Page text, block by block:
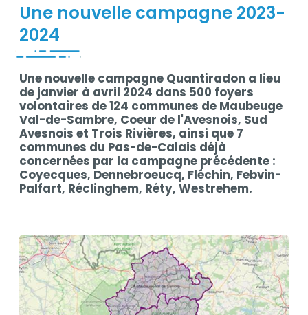
Une nouvelle campagne 2023-
2024
Contenu
Une nouvelle campagne Quantiradon a lieu
de janvier à avril 2024 dans 500 foyers
volontaires de 124 communes de Maubeuge
Val-de-Sambre, Coeur de l'Avesnois, Sud
Avesnois et Trois Rivières, ainsi que 7
communes du Pas-de-Calais déjà
concernées par la campagne précédente :
Coyecques, Dennebroeucq, Fléchin, Febvin-
Palfart, Réclinghem, Réty, Westrehem.